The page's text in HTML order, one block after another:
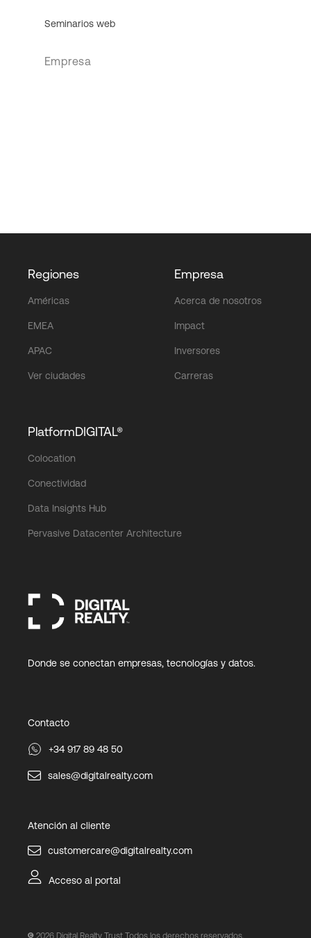
Seminarios web
Empresa
Regiones
Américas
EMEA
APAC
Ver ciudades
Empresa
Acerca de nosotros
Impact
Inversores
Carreras
PlatformDIGITAL®
Colocation
Conectividad
Data Insights Hub
Pervasive Datacenter Architecture
Donde se conectan empresas, tecnologías y datos.
Contacto
+34 917 89 48 50
sales@digitalrealty.com
Atención al cliente
customercare@digitalrealty.com
Acceso al portal